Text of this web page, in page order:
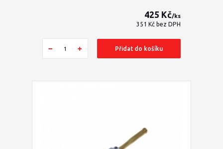
425 Kč/ks
351 Kč bez DPH
Přidat do košíku